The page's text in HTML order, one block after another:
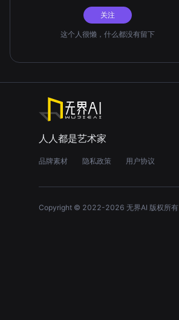
关注
这个人很懒，什么都没有留下
人人都是艺术家
品牌素材 隐私政策 用户协议
Copyright © 2022-2026 无界AI 版权所有